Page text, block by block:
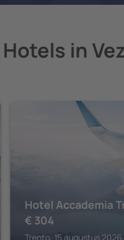
Hotels in
Hotel Accademia
€ 304
Trento, 15 augustus